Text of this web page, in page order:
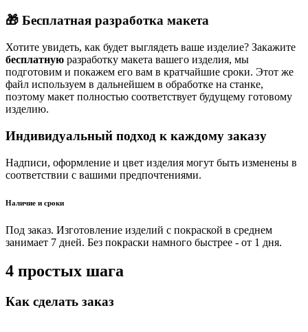
🎁 Бесплатная разработка макета
Хотите увидеть, как будет выглядеть ваше изделие? Закажите
бесплатную разработку макета вашего изделия, мы
подготовим и покажем его вам в кратчайшие сроки. Этот же
файл используем в дальнейшем в обработке на станке,
поэтому макет полностью соответствует будущему готовому
изделию.
Индивидуальный подход к каждому заказу
Надписи, оформление и цвет изделия могут быть изменены в
соответствии с вашими предпочтениями.
Наличие и сроки
Под заказ. Изготовление изделий с покраской в среднем
занимает 7 дней. Без покраски намного быстрее - от 1 дня.
4 простых шага
Как сделать заказ